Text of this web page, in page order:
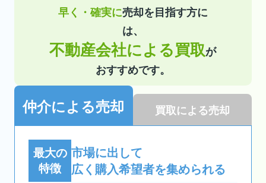
早く・確実に売却を目指す方に
は、
不動産会社による買取が
おすすめです。
仲介による売却 買取による売却
最大の
特徴
市場に出して
広く購入希望者を集められる